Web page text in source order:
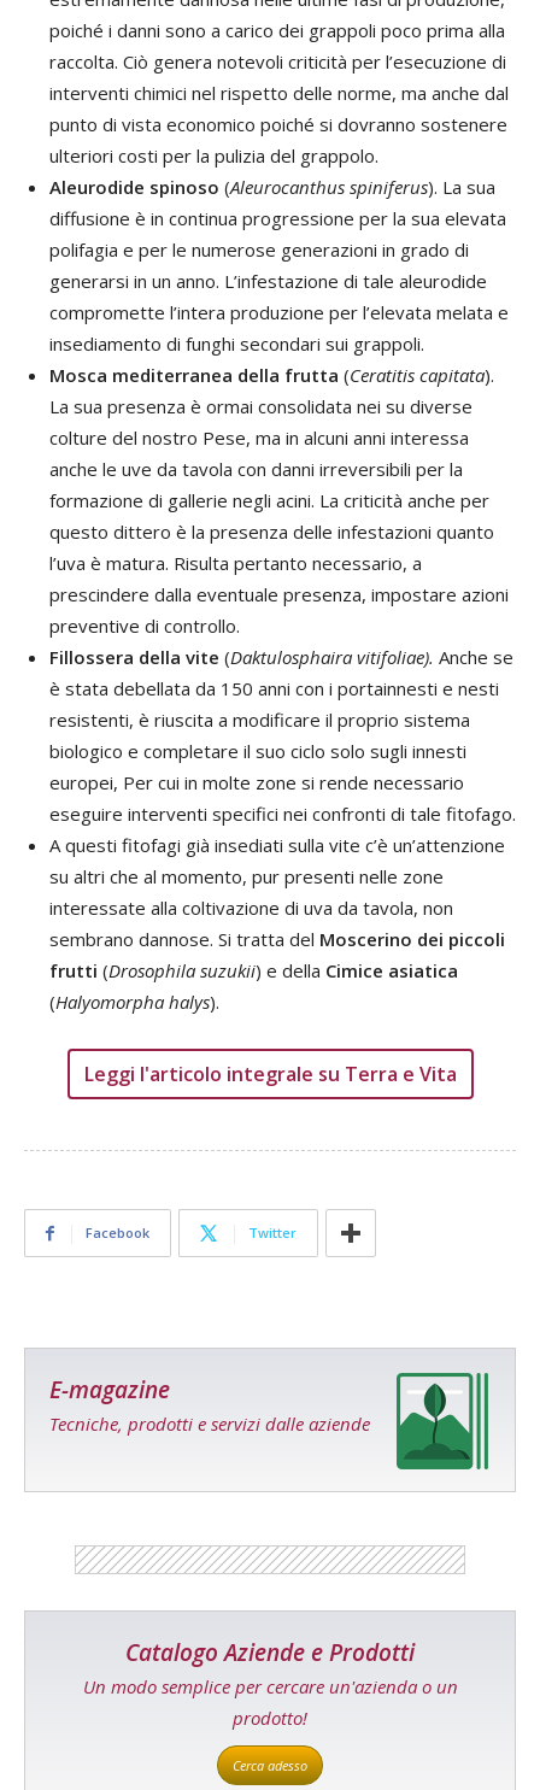
poiché i danni sono a carico dei grappoli poco prima alla
raccolta. Ciò genera notevoli criticità per l’esecuzione di
interventi chimici nel rispetto delle norme, ma anche dal
punto di vista economico poiché si dovranno sostenere
ulteriori costi per la pulizia del grappolo.
Aleurodide spinoso (Aleurocanthus spiniferus). La sua
diffusione è in continua progressione per la sua elevata
polifagia e per le numerose generazioni in grado di
generarsi in un anno. L’infestazione di tale aleurodide
compromette l’intera produzione per l’elevata melata e
insediamento di funghi secondari sui grappoli.
Mosca mediterranea della frutta (Ceratitis capitata).
La sua presenza è ormai consolidata nei su diverse
colture del nostro Pese, ma in alcuni anni interessa
anche le uve da tavola con danni irreversibili per la
formazione di gallerie negli acini. La criticità anche per
questo dittero è la presenza delle infestazioni quanto
l’uva è matura. Risulta pertanto necessario, a
prescindere dalla eventuale presenza, impostare azioni
preventive di controllo.
Fillossera della vite (Daktulosphaira vitifoliae). Anche se
è stata debellata da 150 anni con i portainnesti e nesti
resistenti, è riuscita a modificare il proprio sistema
biologico e completare il suo ciclo solo sugli innesti
europei, Per cui in molte zone si rende necessario
eseguire interventi specifici nei confronti di tale fitofago.
A questi fitofagi già insediati sulla vite c’è un’attenzione
su altri che al momento, pur presenti nelle zone
interessate alla coltivazione di uva da tavola, non
sembrano dannose. Si tratta del Moscerino dei piccoli
frutti (Drosophila suzukii) e della Cimice asiatica
(Halyomorpha halys).
Leggi l'articolo integrale su Terra e Vita
Facebook Twitter
E-magazine
Tecniche, prodotti e servizi dalle aziende
Catalogo Aziende e Prodotti
Un modo semplice per cercare un'azienda o un
prodotto!
Cerca adesso